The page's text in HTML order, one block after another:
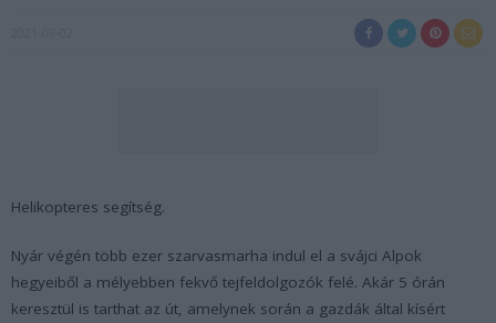
Helikopteres segítség.
Nyár végén több ezer szarvasmarha indul el a svájci Alpok
hegyeiből a mélyebben fekvő tejfeldolgozók felé. Akár 5 órán
keresztül is tarthat az út, amelynek során a gazdák által kísért